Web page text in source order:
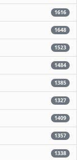
1616
1648
1523
1484
1385
1327
1409
1357
1338